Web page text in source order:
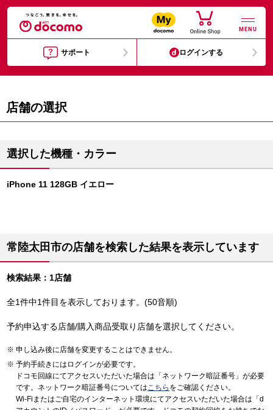
MENU
サポート ログインする
店舗の選択
選択した機種・カラー
iPhone 11 128GB イエロー
常陸太田市の店舗を検索した結果を表示しています
検索結果：1店舗
全1件中1件目を表示しております。(50音順)
予約申込する店舗/購入商品受取り店舗を選択してください。
申し込み後に店舗を変更することはできません。
予約手続きにはログインが必要です。
ドコモ回線にてアクセスいただいた場合は「ネットワーク暗証番号」が必要
です。ネットワーク暗証番号についてはこちら をご確認ください。
Wi-Fiまたはご自宅のインターネット環境にてアクセスいただいた場合は「d